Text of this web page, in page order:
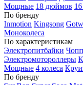
Мощные 18 дюймов
По бренду
Inmotion Kingsong
Моноколеса
По характеристикам
Электропитбайки
Электромотороллеры
Мощные 4 колеса
По бренду